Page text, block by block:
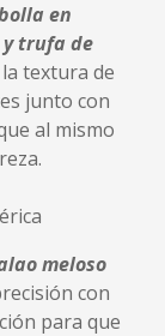
en
y trufa de
textura de
junto con
al mismo
meloso
con
para que